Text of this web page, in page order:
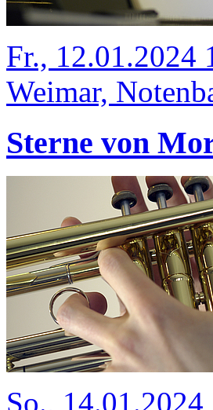
Fr., 12.01.2024
Weimar,
Sterne von
So.,